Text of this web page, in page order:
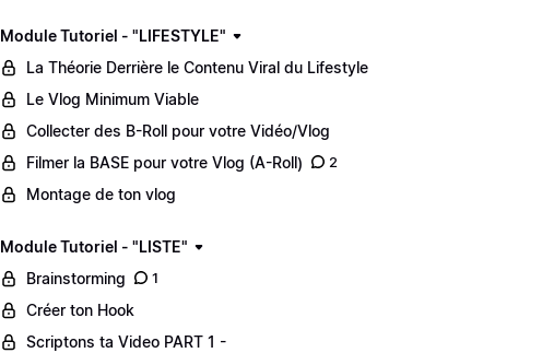
Module Tutoriel - "LIFESTYLE"
La Théorie Derrière le Contenu Viral du Lifestyle
Le Vlog Minimum Viable
Collecter des B-Roll pour votre Vidéo/Vlog
Filmer la BASE pour votre Vlog (A-Roll)
2
Montage de ton vlog
Module Tutoriel - "LISTE"
Brainstorming
1
Créer ton Hook
Scriptons ta Video PART 1 -